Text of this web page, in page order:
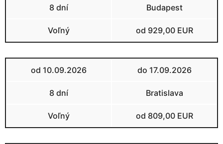
8 dní Budapest
Voľný od 929,00 EUR
od 10.09.2026 do 17.09.2026
8 dní Bratislava
Voľný od 809,00 EUR